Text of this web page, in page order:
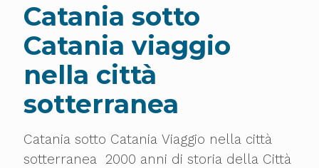
Catania sotto
Catania viaggio
nella città
sotterranea
Catania sotto Catania Viaggio nella città
sotterranea 2000 anni di storia della Città